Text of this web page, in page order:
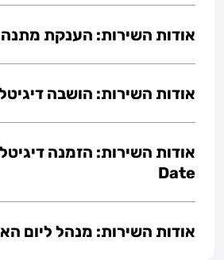
אודות השירות: הענקת
אודות השירות: הושבה
Date
אודות השירות: מנהל ליום